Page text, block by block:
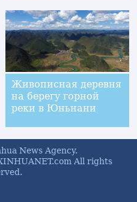
Живописная деревня
на берегу горной
реки в Юньнани
News Agency.
All rights